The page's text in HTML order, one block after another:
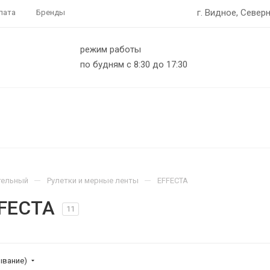
Бренды г. Видное,
режим работы
по будням с 8:30 до 17:30
— Рулетки и мерные ленты — EFFECTA
11